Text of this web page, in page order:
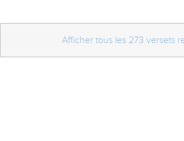
Afficher tous les 273 versets